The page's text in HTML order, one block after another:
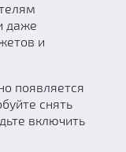
даже
и
появляется
снять
включить